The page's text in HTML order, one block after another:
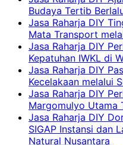
Budaya Tertib
Jasa Raharja DIY
Mata Transport
Jasa Raharja DIY
Kepatuhan IWKL di
Jasa Raharja DIY
Kecelakaan melalui
Jasa Raharja DIY
Margomulyo Utama
Jasa Raharja DIY
SIGAP Instansi dan
Natural Nusantara